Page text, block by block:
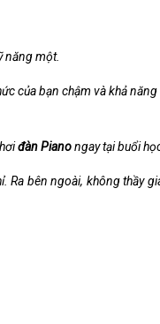
năng một.
của bạn chậm và khả
đàn Pianongay tại buổi
bên ngoài, không thầy